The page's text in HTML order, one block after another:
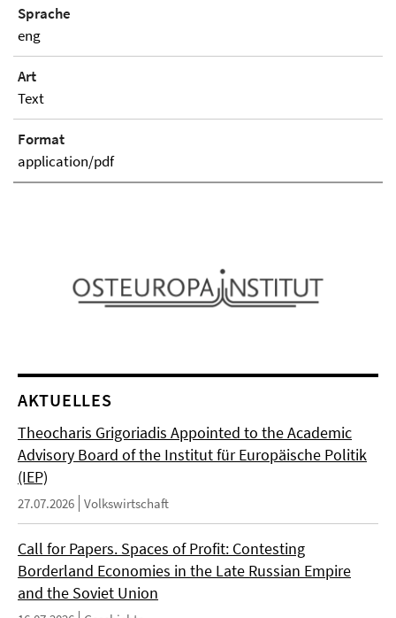
Sprache
eng
Art
Text
Format
application/pdf
AKTUELLES
Theocharis Grigoriadis Appointed to the Academic
Advisory Board of the Institut für Europäische Politik
(IEP)
27.07.2026 Volkswirtschaft
Call for Papers. Spaces of Profit: Contesting
Borderland Economies in the Late Russian Empire
and the Soviet Union